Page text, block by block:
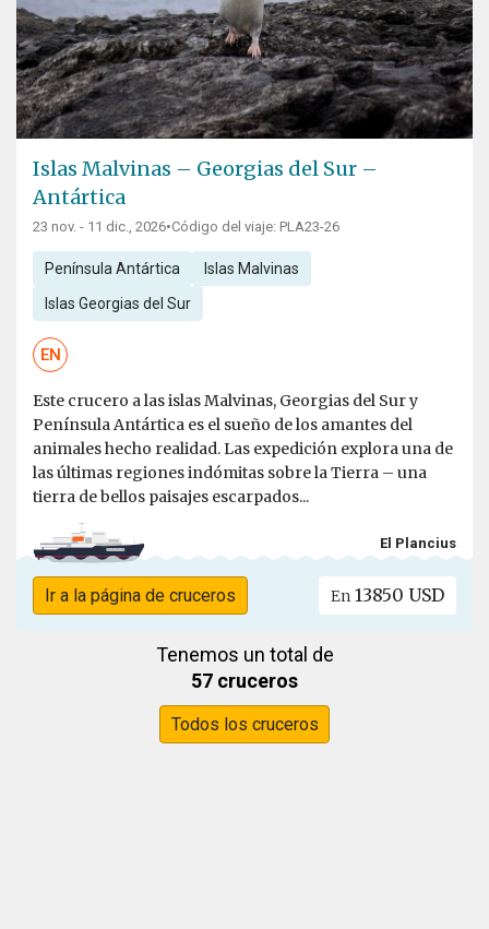
Islas Malvinas – Georgias del Sur –
Antártica
23 nov. - 11 dic., 2026•Código del viaje: PLA23-26
Península Antártica Islas Malvinas
Islas Georgias del Sur
EN
Este crucero a las islas Malvinas, Georgias del Sur y
Península Antártica es el sueño de los amantes del
animales hecho realidad. Las expedición explora una de
las últimas regiones indómitas sobre la Tierra – una
tierra de bellos paisajes escarpados...
El Plancius
Ir a la página de cruceros En 13850 USD
Tenemos un total de
57 cruceros
Todos los cruceros